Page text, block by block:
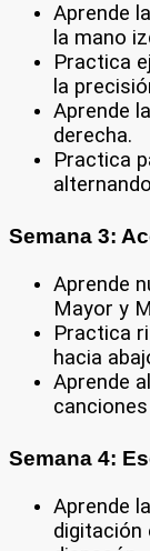
Aprende
la mano
Practica
la
Aprende
derecha.
Practica
Semana 3:
Aprende
Mayor y
Practica
hacia
Aprende
Semana 4:
Aprende
digitación